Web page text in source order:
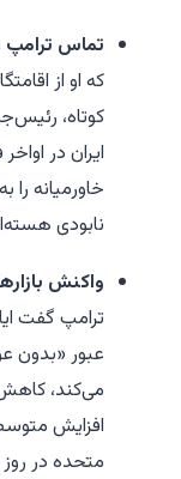
تماس ترامپ
که او از
کوتاه،
ایران در
خاورمیانه را
نابودی
واکنش
ترامپ گفت
عبور «بدون
افزایش
متحده در